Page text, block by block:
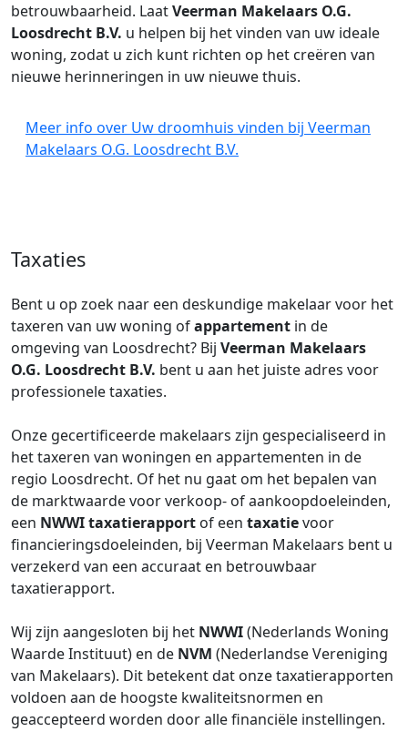
betrouwbaarheid. LaatVeerman Makelaars O.G.
Loosdrecht B.V. u helpen bij het vinden van uw ideale
woning, zodat u zich kunt richten op het creëren van
nieuwe herinneringen in uw nieuwe thuis.
Meer info over Uw droomhuis vinden bij Veerman
Makelaars O.G. Loosdrecht B.V.
Taxaties
Bent u op zoek naar een deskundige makelaar voor het
taxeren van uw woning ofappartement in de
omgeving van Loosdrecht? Bij Veerman Makelaars
O.G. Loosdrecht B.V. bent u aan het juiste adres voor
professionele taxaties.
Onze gecertificeerde makelaars zijn gespecialiseerd in
het taxeren van woningen en appartementen in de
regio Loosdrecht. Of het nu gaat om het bepalen van
de marktwaarde voor verkoop- of aankoopdoeleinden,
een NWWItaxatierapport of een taxatievoor
financieringsdoeleinden, bij Veerman Makelaars bent u
verzekerd van een accuraat en betrouwbaar
taxatierapport.
Wij zijn aangesloten bij het NWWI(Nederlands Woning
Waarde Instituut) en de NVM (Nederlandse Vereniging
van Makelaars). Dit betekent dat onze taxatierapporten
voldoen aan de hoogste kwaliteitsnormen en
geaccepteerd worden door alle financiële instellingen.